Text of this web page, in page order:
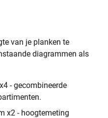
van je planken te
diagrammen als
- gecombineerde
x2 - hoogtemeting